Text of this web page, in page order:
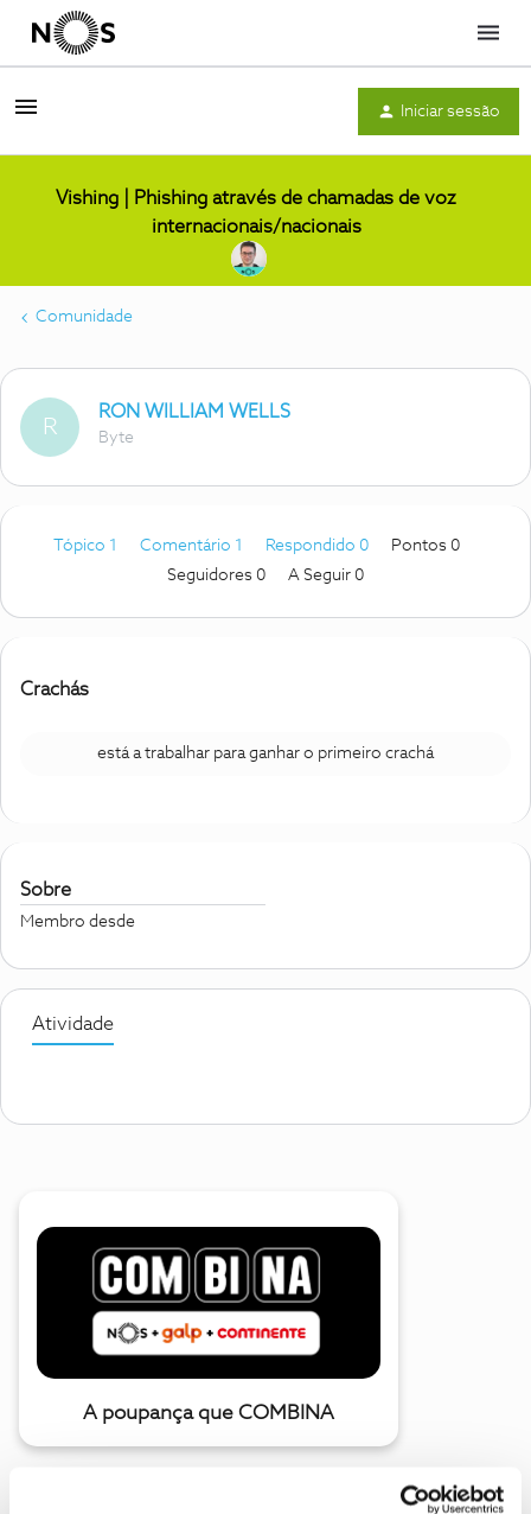
Menu
Iniciar sessão
Vishing | Phishing através de chamadas de voz
internacionais/nacionais
Comunidade
R
RON WILLIAM WELLS
Byte
Tópico 1 Comentário 1 Respondido 0
Pontos 0
Seguidores 0 A Seguir 0
Crachás
está a trabalhar para ganhar o primeiro crachá
Sobre
Membro desde
Atividade
A poupança que COMBINA